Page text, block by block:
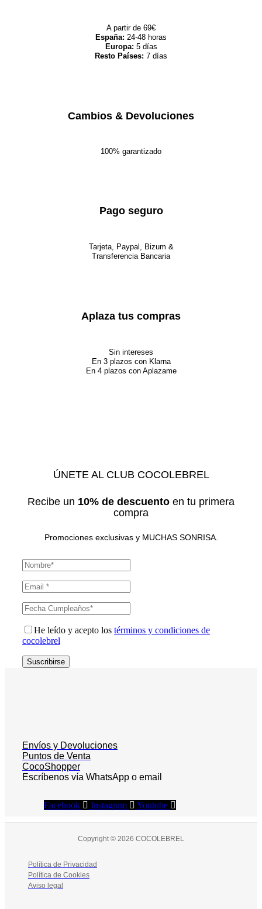
A partir de 69€
España: 24-48 horas
Europa: 5 días
Resto Países: 7 días
Cambios & Devoluciones
100% garantizado
Pago seguro
Tarjeta, Paypal, Bizum &
Transferencia Bancaria
Aplaza tus compras
Sin intereses
En 3 plazos con Klarna
En 4 plazos con Aplazame
ÚNETE AL CLUB COCOLEBREL
Recibe un 10% de descuento en tu primera
compra
Promociones exclusivas y MUCHAS SONRISA.
He leído y acepto los términos y condiciones de
cocolebrel
Suscribirse
Envíos y Devoluciones
Puntos de Venta
CocoShopper
Escríbenos vía WhatsApp o email
Facebook Instagram Youtube
Copyright © 2026 COCOLEBREL
Política de Privacidad
Política de Cookies
Aviso legal